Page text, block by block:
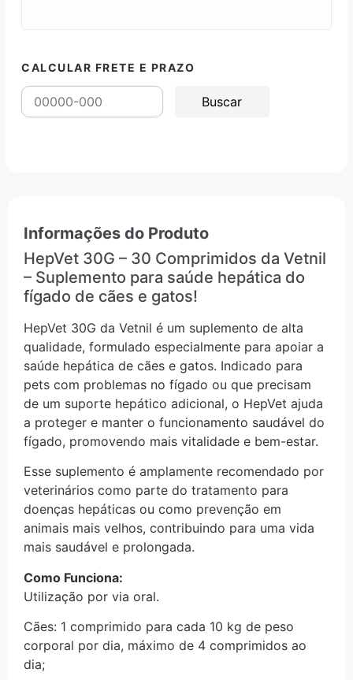
CALCULAR FRETE E PRAZO
Informações do Produto
HepVet 30G – 30 Comprimidos da Vetnil
– Suplemento para saúde hepática do
fígado de cães e gatos!
HepVet 30G da Vetnil é um suplemento de alta
qualidade, formulado especialmente para apoiar a
saúde hepática de cães e gatos. Indicado para
pets com problemas no fígado ou que precisam
de um suporte hepático adicional, o HepVet ajuda
a proteger e manter o funcionamento saudável do
fígado, promovendo mais vitalidade e bem-estar.
Esse suplemento é amplamente recomendado por
veterinários como parte do tratamento para
doenças hepáticas ou como prevenção em
animais mais velhos, contribuindo para uma vida
mais saudável e prolongada.
Como Funciona:
Utilização por via oral.
Cães: 1 comprimido para cada 10 kg de peso
corporal por dia, máximo de 4 comprimidos ao
dia;